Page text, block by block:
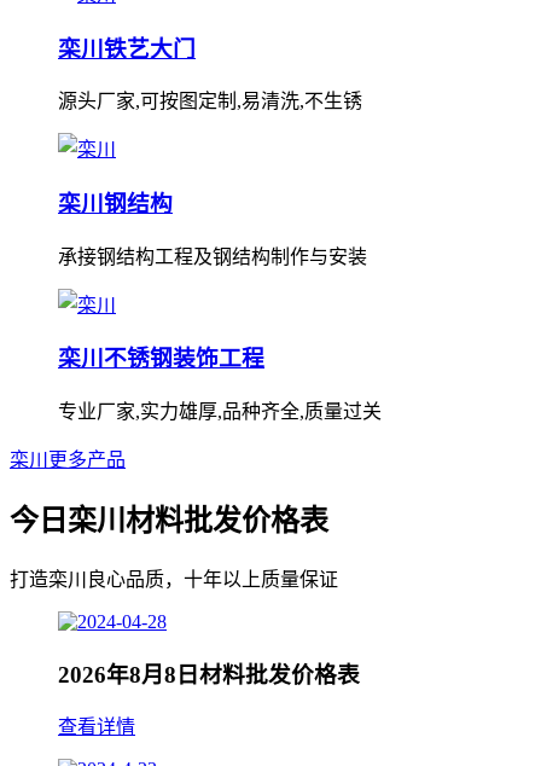
栾川铁艺大门
源头厂家,可按图定制,易清洗,不生锈
栾川钢结构
承接钢结构工程及钢结构制作与安装
栾川不锈钢装饰工程
专业厂家,实力雄厚,品种齐全,质量过关
栾川更多产品
今日栾川材料批发价格表
打造栾川良心品质，十年以上质量保证
2026年8月8日材料批发价格表
查看详情